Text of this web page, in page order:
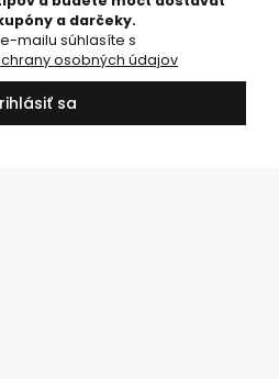
a darčeky.
osobných údajov
sa